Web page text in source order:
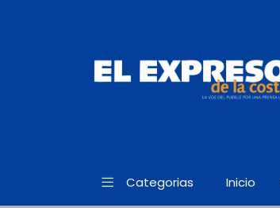
Categorias Inicio